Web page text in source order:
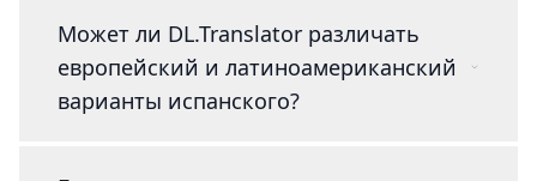
Может ли DL.Translator различать
европейский и латиноамериканский
варианты испанского?